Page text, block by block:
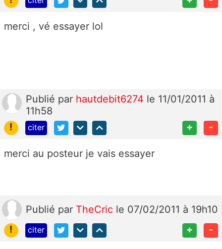
merci , vé essayer lol
Publié par hautdebit6274 le 11/01/2011 à
11h58
!
citer + -
merci au posteur je vais essayer
Publié par TheCric le 07/02/2011 à 19h10
!
citer + -